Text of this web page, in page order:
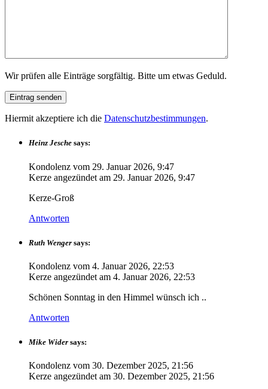
Wir prüfen alle Einträge sorgfältig. Bitte um etwas Geduld.
Hiermit akzeptiere ich die Datenschutzbestimmungen.
Heinz Jesche says:
Kondolenz vom 29. Januar 2026, 9:47
Kerze angezündet am 29. Januar 2026, 9:47
Kerze-Groß
Antworten
Ruth Wenger says:
Kondolenz vom 4. Januar 2026, 22:53
Kerze angezündet am 4. Januar 2026, 22:53
Schönen Sonntag in den Himmel wünsch ich ..
Antworten
Mike Wider says:
Kondolenz vom 30. Dezember 2025, 21:56
Kerze angezündet am 30. Dezember 2025, 21:56